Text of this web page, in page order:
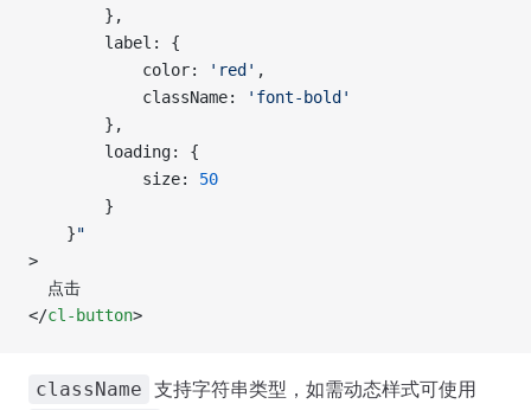
		},
		label: {
			color:
'red' ,
			className:
'font-bold'
		},
		loading: {
			size:
50
		}
	}
"
>
  点击
</cl-button>
className 支持字符串类型，如需动态样式可使用